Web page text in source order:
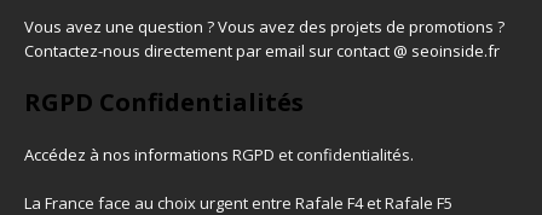
Vous avez une question ? Vous avez des projets de promotions ?
Contactez-nous directement par email sur contact @ seoinside.fr
RGPD Confidentialités
Accédez à nos informations RGPD et confidentialités.
La France face au choix urgent entre Rafale F4 et Rafale F5